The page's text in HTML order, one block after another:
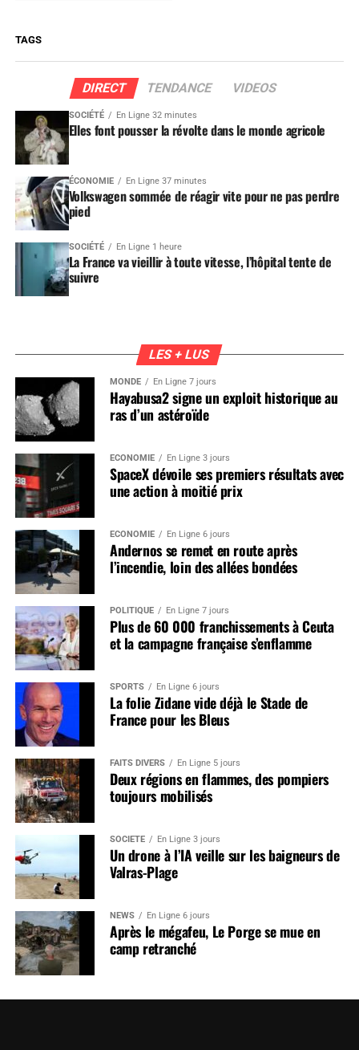
TAGS
DIRECT TENDANCE VIDEOS
SOCIÉTÉ En Ligne 32 minutes
Elles font pousser la révolte dans le monde agricole
ÉCONOMIE En Ligne 37 minutes
Volkswagen sommée de réagir vite pour ne pas perdre
pied
SOCIÉTÉ En Ligne 1 heure
La France va vieillir à toute vitesse, l’hôpital tente de
suivre
LES + LUS
MONDE En Ligne 7 jours
Hayabusa2 signe un exploit historique au
ras d’un astéroïde
ÉCONOMIE En Ligne 3 jours
SpaceX dévoile ses premiers résultats avec
une action à moitié prix
ÉCONOMIE En Ligne 6 jours
Andernos se remet en route après
l’incendie, loin des allées bondées
POLITIQUE En Ligne 7 jours
Plus de 60 000 franchissements à Ceuta
et la campagne française s’enflamme
SPORTS En Ligne 6 jours
La folie Zidane vide déjà le Stade de
France pour les Bleus
FAITS DIVERS En Ligne 5 jours
Deux régions en flammes, des pompiers
toujours mobilisés
SOCIÉTÉ En Ligne 3 jours
Un drone à l’IA veille sur les baigneurs de
Valras-Plage
NEWS En Ligne 6 jours
Après le mégafeu, Le Porge se mue en
camp retranché